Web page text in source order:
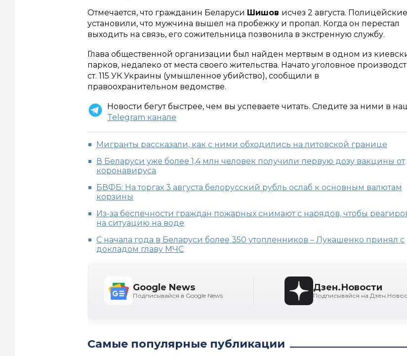
Отмечается, что гражданин Беларуси Шишов исчез 2 августа. Полицейские
установили, что мужчина вышел на пробежку и пропал. Когда он перестал
выходить на связь, его сожительница позвонила в экстренную службу.
Глава общественной организации был найден мертвым в одном из
парков, недалеко от места своего жительства. Начато уголовное
ст. 115 УК Украины (умышленное убийство), сообщили в
правоохранительном ведомстве.
Новости бегут быстрее, чем вы успеваете читать. Следите за ними в
Telegram канале
Мигранты рассказали, как с ними обходились на литовской границе
В Беларуси уже более 1,4 млн человек получили первую дозу вакцины от
коронавируса
БВФБ: На торгах 3 августа белорусский рубль ослаб к основным валютам
корзины
Из-за беспечности граждан пожарных снимают с нарядов, чтобы
на ситуацию на воде
С начала года в Беларуси более 350 утопленников – Лукашенко принял с
докладом главу МЧС
Google News
Подписывайся в Google News
Дзен.Новости
Подписывайся на
Самые популярные публикации